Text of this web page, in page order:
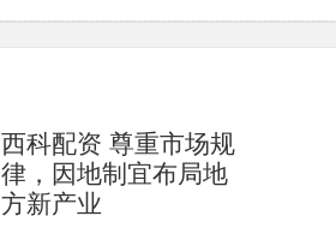
西科配资 尊重市场规
律，因地制宜布局地
方新产业